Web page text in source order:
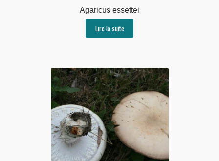
Agaricus essettei
Lire la suite